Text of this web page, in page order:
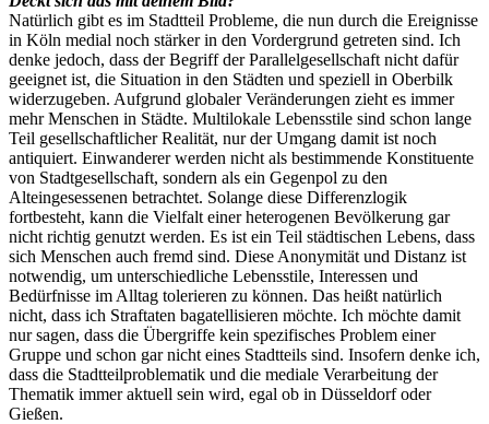
Natürlich gibt es im Stadtteil Probleme, die nun durch die Ereignisse
in Köln medial noch stärker in den Vordergrund getreten sind. Ich
denke jedoch, dass der Begriff der Parallelgesellschaft nicht dafür
geeignet ist, die Situation in den Städten und speziell in Oberbilk
widerzugeben. Aufgrund globaler Veränderungen zieht es immer
mehr Menschen in Städte. Multilokale Lebensstile sind schon lange
Teil gesellschaftlicher Realität, nur der Umgang damit ist noch
antiquiert. Einwanderer werden nicht als bestimmende Konstituente
von Stadtgesellschaft, sondern als ein Gegenpol zu den
Alteingesessenen betrachtet. Solange diese Differenzlogik
fortbesteht, kann die Vielfalt einer heterogenen Bevölkerung gar
nicht richtig genutzt werden. Es ist ein Teil städtischen Lebens, dass
sich Menschen auch fremd sind. Diese Anonymität und Distanz ist
notwendig, um unterschiedliche Lebensstile, Interessen und
Bedürfnisse im Alltag tolerieren zu können. Das heißt natürlich
nicht, dass ich Straftaten bagatellisieren möchte. Ich möchte damit
nur sagen, dass die Übergriffe kein spezifisches Problem einer
Gruppe und schon gar nicht eines Stadtteils sind. Insofern denke ich,
dass die Stadtteilproblematik und die mediale Verarbeitung der
Thematik immer aktuell sein wird, egal ob in Düsseldorf oder
Gießen.